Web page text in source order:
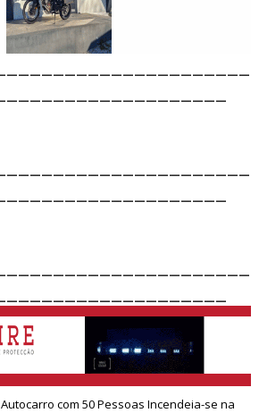
Autocarro com 50 Pessoas Incendeia-se na